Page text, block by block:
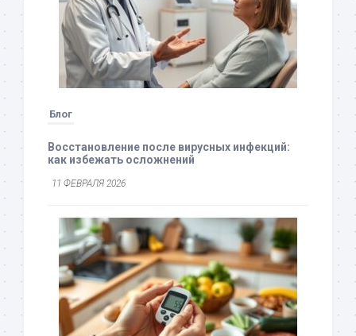
Блог
Восстановление после вирусных инфекций:
как избежать осложнений
11 ФЕВРАЛЯ 2026